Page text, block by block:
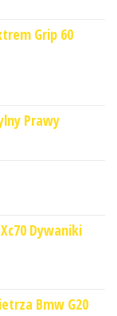
Grip 60
Prawy
Dywaniki
Bmw G20